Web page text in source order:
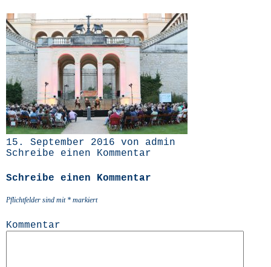
15. September 2016 von admin
Schreibe einen Kommentar
Schreibe einen Kommentar
Pflichtfelder sind mit * markiert
Kommentar